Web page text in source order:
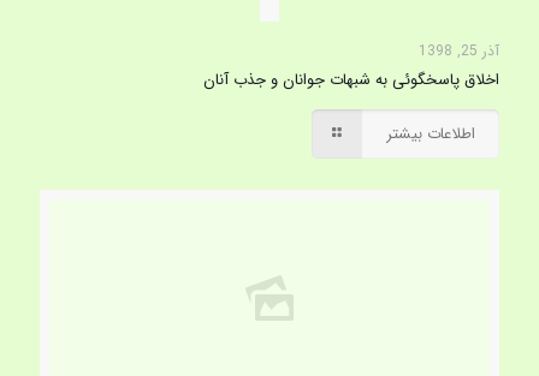
آذر 25, 1398
اخلاق پاسخگوئی به شبهات جوانان و جذب آنان
اطلاعات بیشتر